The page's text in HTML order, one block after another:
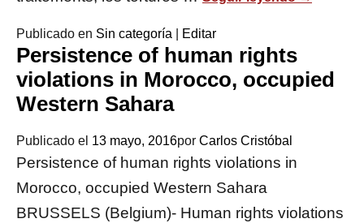
Publicado en Sin categoría Editar
Persistence of human rights
violations in Morocco, occupied
Western Sahara
Publicado el 13 mayo, 2016por Carlos Cristóbal
Persistence of human rights violations in
Morocco, occupied Western Sahara
BRUSSELS (Belgium)- Human rights violations